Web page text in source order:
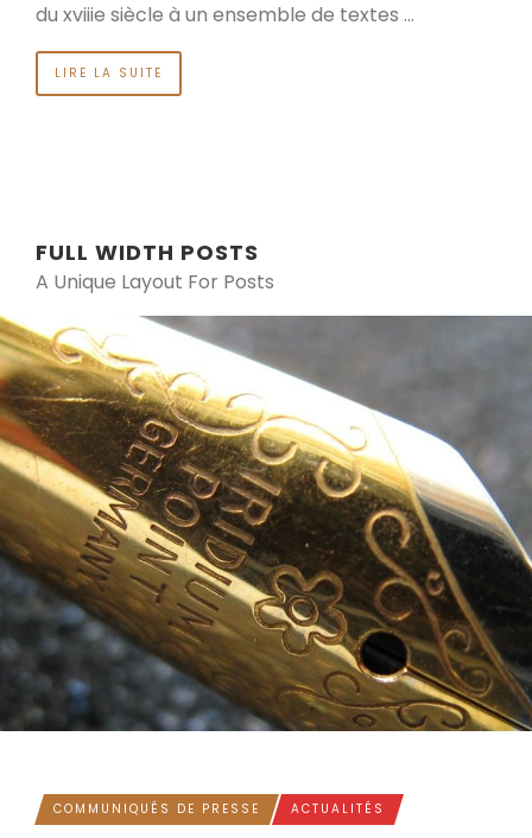
du xviiie siècle à un ensemble de textes …
LIRE LA SUITE
FULL WIDTH POSTS
A Unique Layout For Posts
COMMUNIQUÉS DE PRESSE ACTUALITÉS